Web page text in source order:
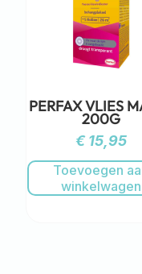
PERFAX VLIES
200G
€15,95
Toevoegen
winkelwagen